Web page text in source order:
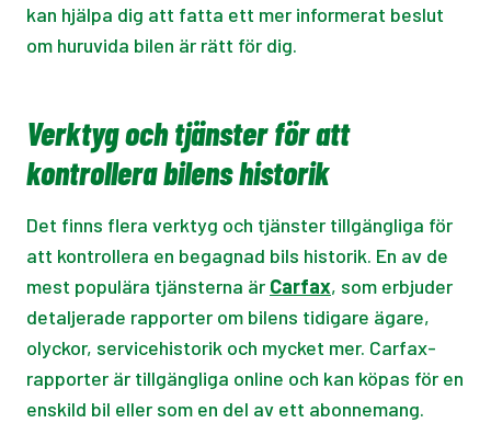
kan hjälpa dig att fatta ett mer informerat beslut
om huruvida bilen är rätt för dig.
Verktyg och tjänster för att
kontrollera bilens historik
Det finns flera verktyg och tjänster tillgängliga för
att kontrollera en begagnad bils historik. En av de
mest populära tjänsterna är Carfax, som erbjuder
detaljerade rapporter om bilens tidigare ägare,
olyckor, servicehistorik och mycket mer. Carfax-
rapporter är tillgängliga online och kan köpas för en
enskild bil eller som en del av ett abonnemang.